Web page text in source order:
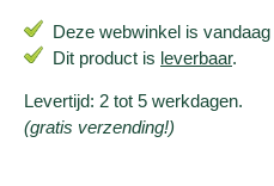
Deze webwinkel is vandaag
Dit product is leverbaar.
Levertijd: 2 tot 5 werkdagen.
(gratis verzending!)